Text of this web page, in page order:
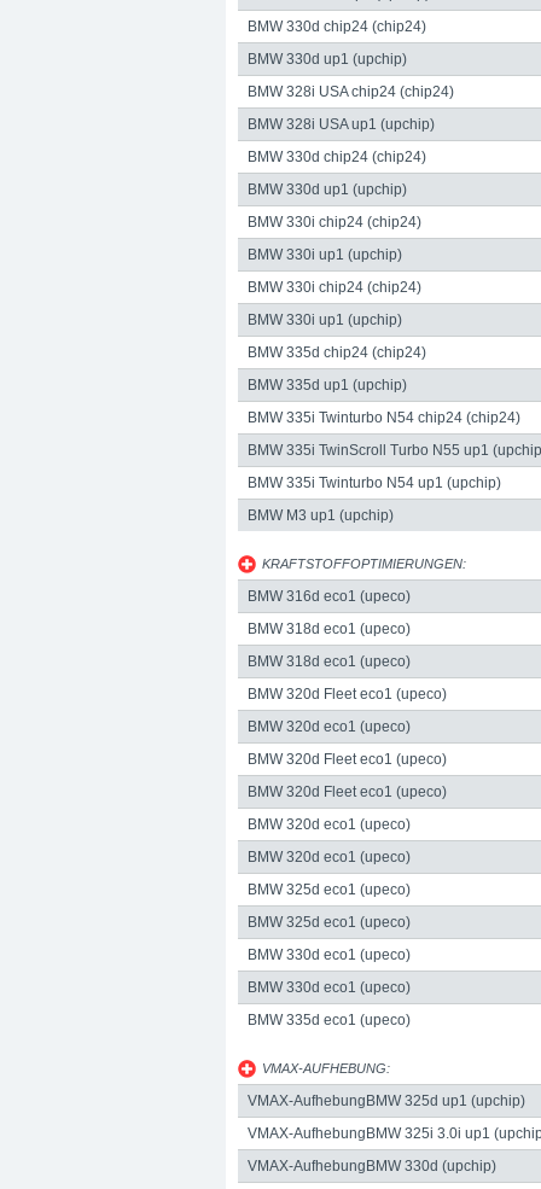
Telefon:+49 49 8382-3049490Telefax:
Straße:Lange Straße 51Ort:
Telefon:+49 49 8382-3049490
upgraded Automotive Group - das Original
Preis:105,91 €
Datenblatt: Eibach
Bewertung:4.2-29Bewertungen
Datenblatt: Eibach Spurverbreiterung
3049491
upgraded Automotive Group - das
Abgasanlagen, Bremsanlagen Motorsport
Straße:Lange Straße 51Ort:48529
BMW 330d chip24 (chip24)
BMW 330d up1 (upchip)
BMW 328i USA chip24 (chip24)
BMW 328i USA up1 (upchip)
BMW 330d chip24 (chip24)
BMW 330d up1 (upchip)
BMW 330i chip24 (chip24)
BMW 330i up1 (upchip)
BMW 330i chip24 (chip24)
BMW 330i up1 (upchip)
BMW 335d chip24 (chip24)
BMW 335d up1 (upchip)
BMW 335i Twinturbo N54 chip24 (chip24)
BMW 335i TwinScroll Turbo N55 up1
BMW 335i Twinturbo N54 up1 (upchip)
BMW M3 up1 (upchip)
KRAFTSTOFFOPTIMIERUNGEN:
BMW 316d eco1 (upeco)
BMW 318d eco1 (upeco)
BMW 318d eco1 (upeco)
BMW 320d Fleet eco1 (upeco)
BMW 320d eco1 (upeco)
BMW 320d Fleet eco1 (upeco)
BMW 320d Fleet eco1 (upeco)
BMW 320d eco1 (upeco)
BMW 320d eco1 (upeco)
BMW 325d eco1 (upeco)
BMW 325d eco1 (upeco)
BMW 330d eco1 (upeco)
BMW 330d eco1 (upeco)
BMW 335d eco1 (upeco)
VMAX-AUFHEBUNG:
VMAX-AufhebungBMW 325d up1 (upchip)
VMAX-AufhebungBMW 325i 3.0i up1
VMAX-AufhebungBMW 330d (upchip)